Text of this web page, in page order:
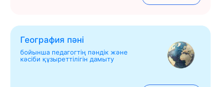
География пәні
бойынша педагогтің пәндік және
кәсіби құзыреттілігін дамыту